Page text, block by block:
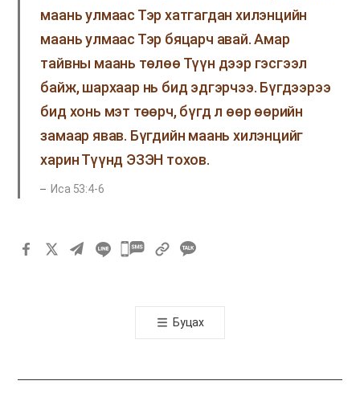
маань улмаас Тэр хатгагдан хилэнцийн
маань улмаас Тэр бяцарч авай. Амар
тайвны маань төлөө Түүн дээр гэсгээл
байж, шархаар нь бид эдгэрчээ. Бүгдээрээ
бид хонь мэт төөрч, бүгд л өөр өөрийн
замаар явав. Бүгдийн маань хилэнцийг
харин Түүнд ЭЗЭН тохов.
Иса 53:4-6
카
톡
공
기
Буцах